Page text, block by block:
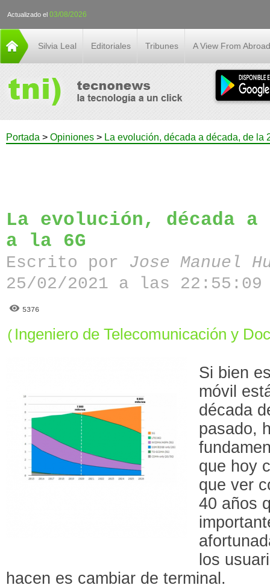
Actualizado el 03/08/2026
Silvia Leal Editoriales Tribunes A View From Abroad
Portada > Opiniones > La evolución, década a década, de la
La evolución, década a
a la 6G
Escrito por Jose Manuel
25/02/2021 a las 22:55:09
5376
( Ingeniero de Telecomunicación y
Si bien
móvil
década
pasado,
que hoy
que ver
40 años
los
hacen es cambiar de terminal.